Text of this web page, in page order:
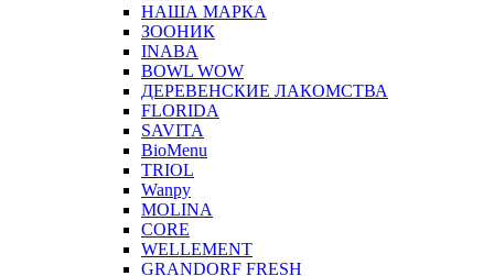
НАША МАРКА
ЗООНИК
INABA
BOWL WOW
ДЕРЕВЕНСКИЕ ЛАКОМСТВА
FLORIDA
SAVITA
BioMenu
TRIOL
Wanpy
MOLINA
CORE
WELLEMENT
GRANDORF FRESH